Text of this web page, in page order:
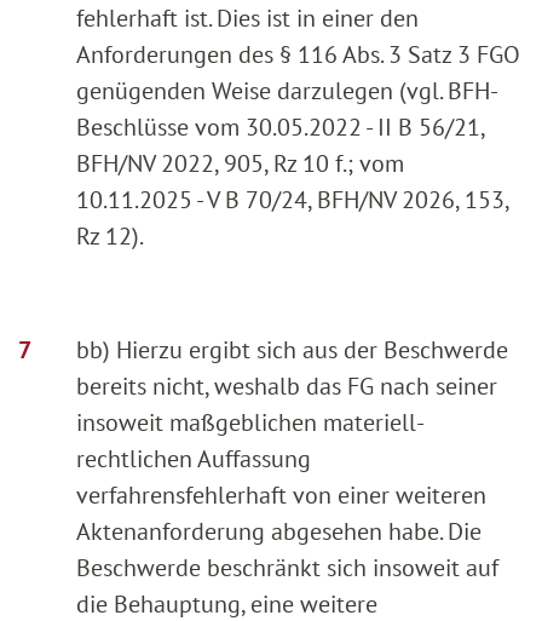
fehlerhaft ist. Dies ist in einer den
Anforderungen des § 116 Abs. 3 Satz 3 FGO
genügenden Weise darzulegen (vgl. BFH-
Beschlüsse vom 30.05.2022 - II B 56/21,
BFH/NV 2022, 905, Rz 10 f.; vom
10.11.2025 - V B 70/24, BFH/NV 2026, 153,
Rz 12).
bb) Hierzu ergibt sich aus der Beschwerde
bereits nicht, weshalb das FG nach seiner
insoweit maßgeblichen materiell-
rechtlichen Auffassung
verfahrensfehlerhaft von einer weiteren
Aktenanforderung abgesehen habe. Die
Beschwerde beschränkt sich insoweit auf
die Behauptung, eine weitere